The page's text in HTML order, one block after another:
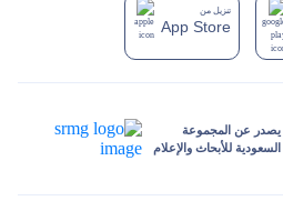
يصدر عن المجموعة
السعودية للأبحاث والإعلام
تنزيل من
App Store